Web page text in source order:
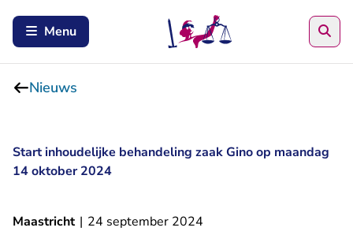
Menu
Nieuws
Start inhoudelijke behandeling zaak Gino op maandag
14 oktober 2024
Maastricht | 24 september 2024